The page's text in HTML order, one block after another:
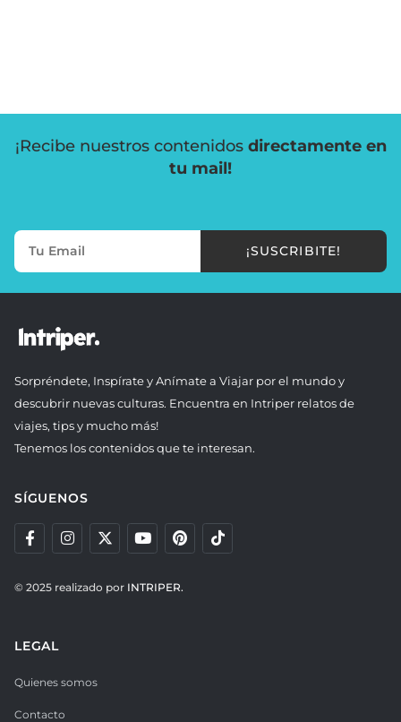
¡Recibe nuestros contenidos directamente en
tu mail!
¡SUSCRIBITE!
Sorpréndete, Inspírate y Anímate a Viajar por el mundo y
descubrir nuevas culturas. Encuentra en Intriper relatos de
viajes, tips y mucho más!
Tenemos los contenidos que te interesan.
SÍGUENOS
© 2025 realizado por INTRIPER.
LEGAL
Quienes somos
Contacto